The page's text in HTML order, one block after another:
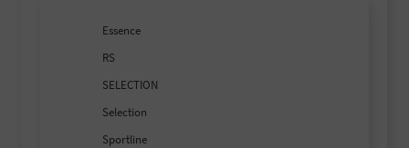
Essence
RS
SELECTION
Selection
Sportline